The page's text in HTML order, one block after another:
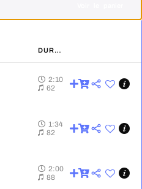
DURÉE
2:10
2:10
62
1:34
1:34
82
2:00
2:00
88